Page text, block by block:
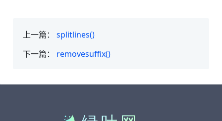
上一篇： splitlines()
下一篇： removesuffix()